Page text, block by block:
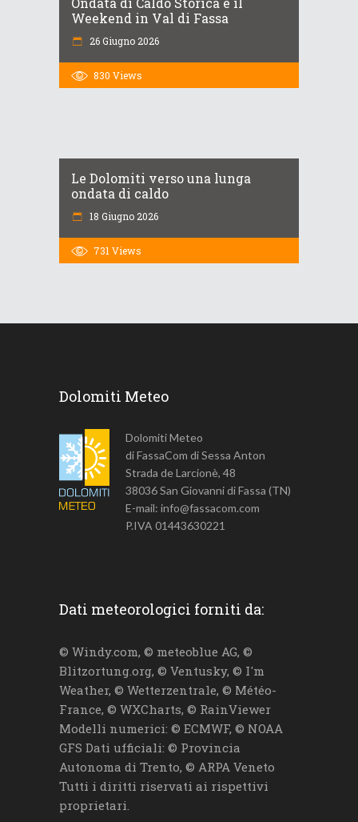
Weekend in Val di Fassa
26 Giugno 2026
830 Views
Le Dolomiti verso una lunga
ondata di caldo
18 Giugno 2026
731Views
Dolomiti Meteo
Dolomiti Meteo
di FassaCom di Sessa Anton
Strada de Larcionè, 48
38036 San Giovanni di Fassa (TN)
E-mail: info@fassacom.com
P.IVA 01443630221
Dati meteorologici forniti da:
© Windy.com, © meteoblue AG, ©
Blitzortung.org, © Ventusky, © I'm
Weather, © Wetterzentrale, © Météo-
France, © WXCharts, © RainViewer
Modelli numerici: © ECMWF, © NOAA
GFS Dati ufficiali: © Provincia
Autonoma di Trento, © ARPA Veneto
Tutti i diritti riservati ai rispettivi
proprietari.